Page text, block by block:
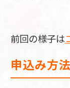
前回の様子は
申込み方法